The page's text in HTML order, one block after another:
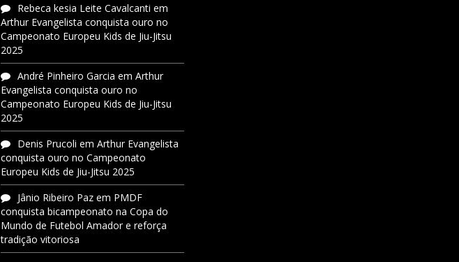
Rebeca kesia Leite Cavalcanti em
Arthur Evangelista conquista ouro no
Campeonato Europeu Kids de Jiu-Jitsu
2025
André Pinheiro Garcia em Arthur
Evangelista conquista ouro no
Campeonato Europeu Kids de Jiu-Jitsu
2025
Denis Prucoli em Arthur Evangelista
conquista ouro no Campeonato
Europeu Kids de Jiu-Jitsu 2025
Jânio Ribeiro Paz em PMDF
conquista bicampeonato na Copa do
Mundo de Futebol Amador e reforça
tradição vitoriosa